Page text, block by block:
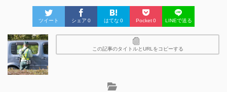
ツイート シェア 0 はてな 0 Pocket0 LINEで送る
この記事のタイトルとURLをコピーする